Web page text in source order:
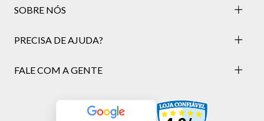
SOBRE NÓS
PRECISA DE AJUDA?
FALE COM A GENTE